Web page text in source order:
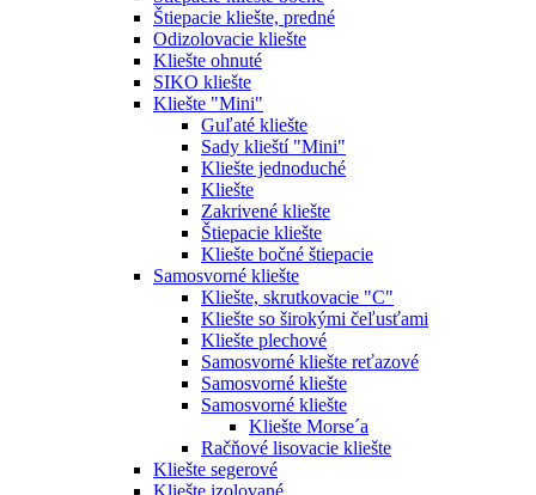
Štiepacie kliešte, predné
Odizolovacie kliešte
Kliešte ohnuté
SIKO kliešte
Kliešte "Mini"
Guľaté kliešte
Sady klieští "Mini"
Kliešte jednoduché
Kliešte
Zakrivené kliešte
Štiepacie kliešte
Kliešte bočné štiepacie
Samosvorné kliešte
Kliešte, skrutkovacie "C"
Kliešte so širokými čeľusťami
Kliešte plechové
Samosvorné kliešte reťazové
Samosvorné kliešte
Samosvorné kliešte
Kliešte Morse´a
Račňové lisovacie kliešte
Kliešte segerové
Kliešte izolované